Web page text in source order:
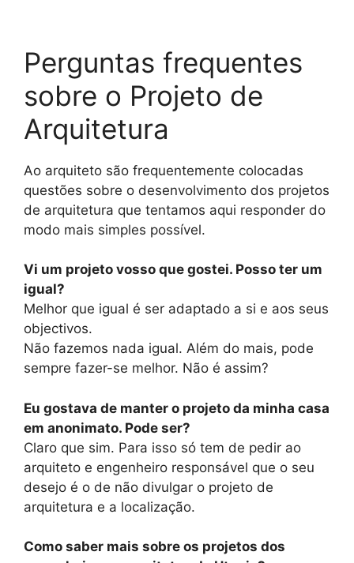
Perguntas frequentes
sobre o Projeto de
Arquitetura
Ao arquiteto são frequentemente colocadas
questões sobre o desenvolvimento dos projetos
de arquitetura que tentamos aqui responder do
modo mais simples possível.
Vi um projeto vosso que gostei. Posso ter um
igual?
Melhor que igual é ser adaptado a si e aos seus
objectivos.
Não fazemos nada igual. Além do mais, pode
sempre fazer-se melhor. Não é assim?
Eu gostava de manter o projeto da minha casa
em anonimato. Pode ser?
Claro que sim. Para isso só tem de pedir ao
arquiteto e engenheiro responsável que o seu
desejo é o de não divulgar o projeto de
arquitetura e a localização.
Como saber mais sobre os projetos dos